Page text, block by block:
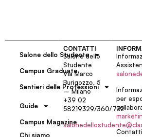
Salone dello Studente
Campus Graduate
Sentieri delle Professioni
Guide
Campus Magazine
Chi siamo
CONTATTI
Salone dello
Studente
Via Marco
Burigozzo, 5
– Milano
+39 02
58219329/360/732
per